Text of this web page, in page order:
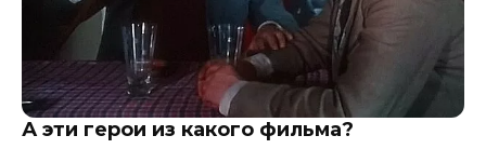
А эти герои из какого фильма?